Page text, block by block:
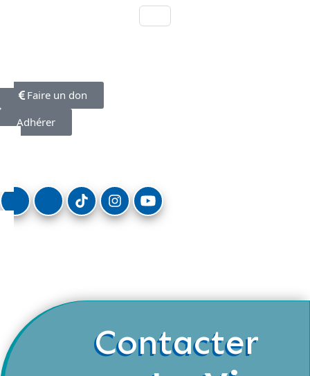
Faire un don
Adhérer
Contacter